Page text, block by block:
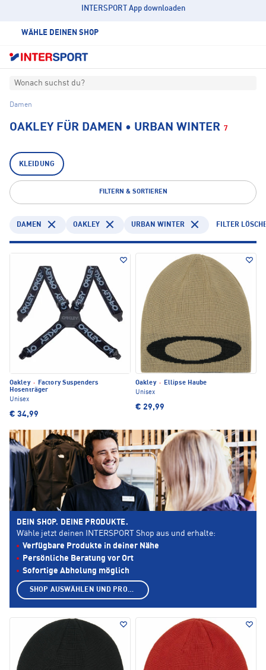
INTERSPORT App downloaden
WÄHLE DEINEN SHOP
Wonach suchst du?
Damen
OAKLEY FÜR DAMEN • URBAN WINTER 7
KLEIDUNG
FILTERN & SORTIEREN
DAMEN OAKLEY URBAN WINTER FILTER
Oakley ·
Factory Suspenders
Hosenträger
Unisex
€ 34,99
Oakley ·
Ellipse Haube
Unisex
€ 29,99
DEIN SHOP. DEINE PRODUKTE.
Wähle jetzt deinen INTERSPORT Shop aus und erhalte:
Verfügbare Produkte in deiner Nähe
Persönliche Beratung vor Ort
Sofortige Abholung möglich
SHOP AUSWÄHLEN UND PRODUKTE ANZEIGEN